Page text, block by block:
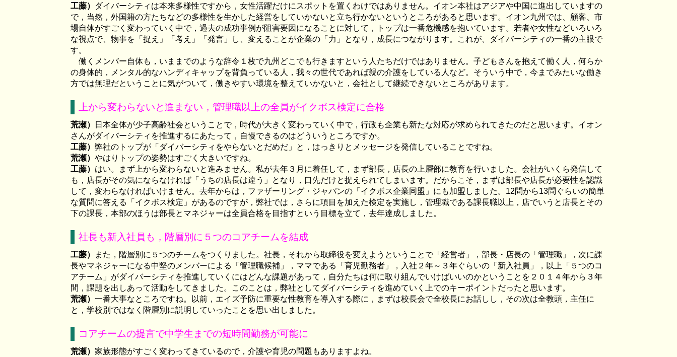
工藤）
ダイバーシティは本来多様性ですから，女性活躍だけにスポットを置くわけではありません。イオン本社はアジアや中国に進出していますの
で，当然，外国籍の方たちなどの多様性を生かした経営をしていかないと立ち行かないというところがあると思います。イオン九州では、顧客、市
場自体がすごく変わっていく中で，過去の成功事例が阻害要因になることに対して，トップは一番危機感を抱いています。若者や女性などいろいろ
な視点で、物事を「捉え」「考え」「発言」し、変えることが企業の「力」となり，成長につながります。これが、ダイバーシティの一番の主眼で
す。
働くメンバー自体も，いままでのような辞令１枚で九州どこでも行きますという人たちだけではありません。子どもさんを抱えて働く人，何らか
の身体的，メンタル的なハンディキャップを背負っている人，我々の世代であれば親の介護をしている人など。そういう中で，今までみたいな働き
方では無理だということに気がついて，働きやすい環境を整えていかないと，会社として継続できないところがあります。
上から変わらないと進まない，管理職以上の全員がイクボス検定に合格
荒瀬）
日本全体が少子高齢社会ということで，時代が大きく変わっていく中で，行政も企業も新たな対応が求められてきたのだと思います。イオン
さんがダイバーシティを推進するにあたって，自慢できるのはどういうところですか。
工藤） 弊社のトップが「ダイバーシティをやらないとだめだ」と，はっきりとメッセージを発信していることですね。
荒瀬） やはりトップの姿勢はすごく大きいですね。
工藤） はい。まず上から変わらないと進みません。私が去年３月に着任して，まず部長，店長の上層部に教育を行いました。会社がいくら発信して
も，店長がその気にならなければ「うちの店長は違う」となり，口先だけと捉えられてしまいます。だからこそ，まずは部長や店長が必要性を認識
して，変わらなければいけません。去年からは，ファザーリング・ジャパンの「イクボス企業同盟」にも加盟しました。 12問から13問ぐらいの簡単
な質問に答える「イクボス検定」があるのですが，弊社では，さらに項目を加えた検定を実施し，管理職である課長職以上，店でいうと店長とその
下の課長，本部のほうは部長とマネジャーは全員合格を目指すという目標を立て，去年達成しました。
社長も新入社員も，階層別に５つのコアチームを結成
工藤）
また，階層別に５つのチームをつくりました。社長，それから取締役を変えようということで「経営者」，部長・店長の「管理職」，次に課
長やマネジャーになる中堅のメンバーによる「管理職候補」，ママである「育児勤務者」，入社２年～３年ぐらいの「新入社員」，以上「５つのコ
アチーム」がダイバーシティを推進していくにはどんな課題があって，自分たちは何に取り組んでいけばいいのかということを２０１４年から３年
間，課題を出しあって活動をしてきました。このことは，弊社としてダイバーシティを進めていく上でのキーポイントだったと思います。
荒瀬） 一番大事なところですね。以前，エイズ予防に重要な性教育を導入する際に，まずは校長会で全校長にお話しし，その次は全教頭，主任に
と，学校別ではなく階層別に説明していったことを思い出しました。
コアチームの提言で中学生までの短時間勤務が可能に
荒瀬） 家族形態がすごく変わってきているので，介護や育児の問題もありますよね。